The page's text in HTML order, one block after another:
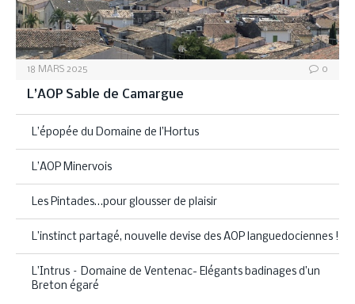
18 MARS 2025 0
L’AOP Sable de Camargue
L’épopée du Domaine de l’Hortus
L’AOP Minervois
Les Pintades…pour glousser de plaisir
L’instinct partagé, nouvelle devise des AOP languedociennes !
L’Intrus – Domaine de Ventenac- Elégants badinages d’un
Breton égaré